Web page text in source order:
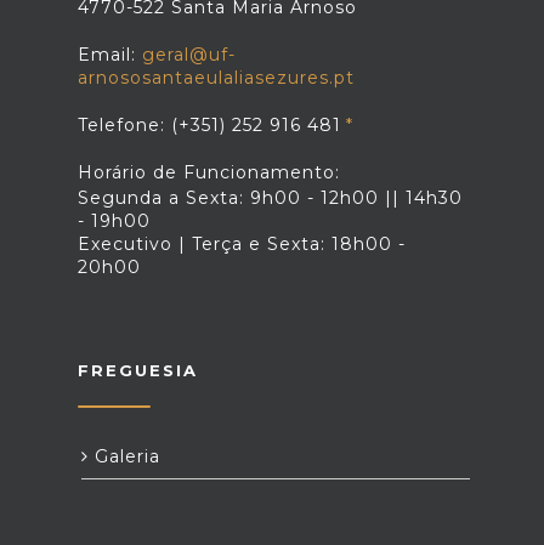
4770-522 Santa Maria Arnoso
Email: geral@uf-
arnososantaeulaliasezures.pt
Telefone: (+351) 252 916 481
Horário de Funcionamento:
Segunda a Sexta: 9h00 - 12h00 || 14h30
- 19h00
Executivo | Terça e Sexta: 18h00 -
20h00
FREGUESIA
Galeria